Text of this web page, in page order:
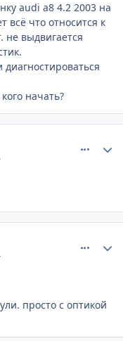
audi a8 4.2 2003 на
всё что относится к
не выдвигается
начать?
просто с оптикой